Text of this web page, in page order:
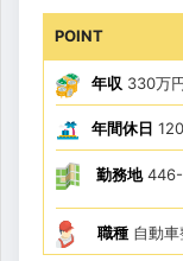
POINT
年収 330万
年間休日
勤務地446-
職種 自動